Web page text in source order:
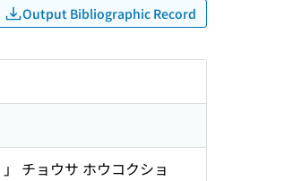
Output Bibliographic Record
チョウサ ホウコクショ